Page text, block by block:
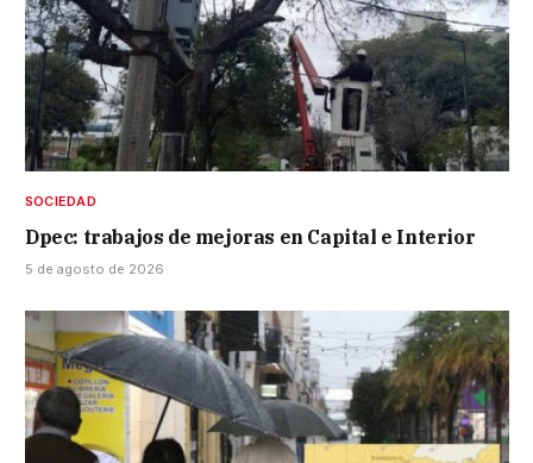
SOCIEDAD
Dpec: trabajos de mejoras en Capital e Interior
5 de agosto de 2026